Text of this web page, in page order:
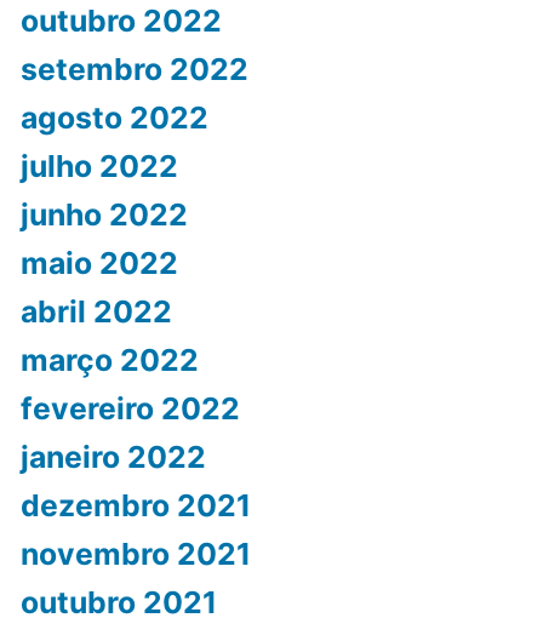
outubro 2022
setembro 2022
agosto 2022
julho 2022
junho 2022
maio 2022
abril 2022
março 2022
fevereiro 2022
janeiro 2022
dezembro 2021
novembro 2021
outubro 2021